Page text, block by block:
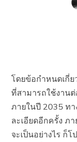
โดยข้อกำหนดเกี่
ที่สามารถใช้งาน
ภายในปี 2035 ท
ละเอียดอีกครั้ง ภ
จะเป็นอย่างไร ก็